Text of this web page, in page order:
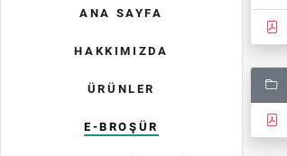
ANA SAYFA
HAKKIMIZDA
ÜRÜNLER
E-BROŞÜR